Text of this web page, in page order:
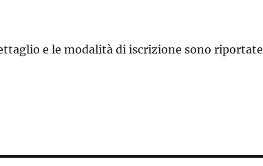
e le modalità di iscrizione sono riportate